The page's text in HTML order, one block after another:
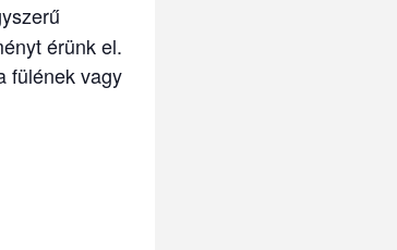
érünk el.
fülének vagy